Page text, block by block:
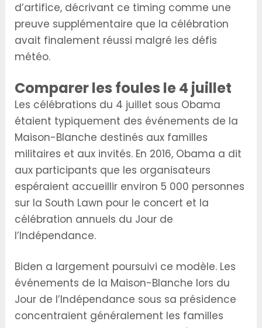
d’artifice, décrivant ce timing comme une
preuve supplémentaire que la célébration
avait finalement réussi malgré les défis
météo.
Comparer les foules le 4 juillet
Les célébrations du 4 juillet sous Obama
étaient typiquement des événements de la
Maison-Blanche destinés aux familles
militaires et aux invités. En 2016, Obama a dit
aux participants que les organisateurs
espéraient accueillir environ 5 000 personnes
sur la South Lawn pour le concert et la
célébration annuels du Jour de
l’Indépendance.
Biden a largement poursuivi ce modèle. Les
événements de la Maison-Blanche lors du
Jour de l’Indépendance sous sa présidence
concentraient généralement les familles